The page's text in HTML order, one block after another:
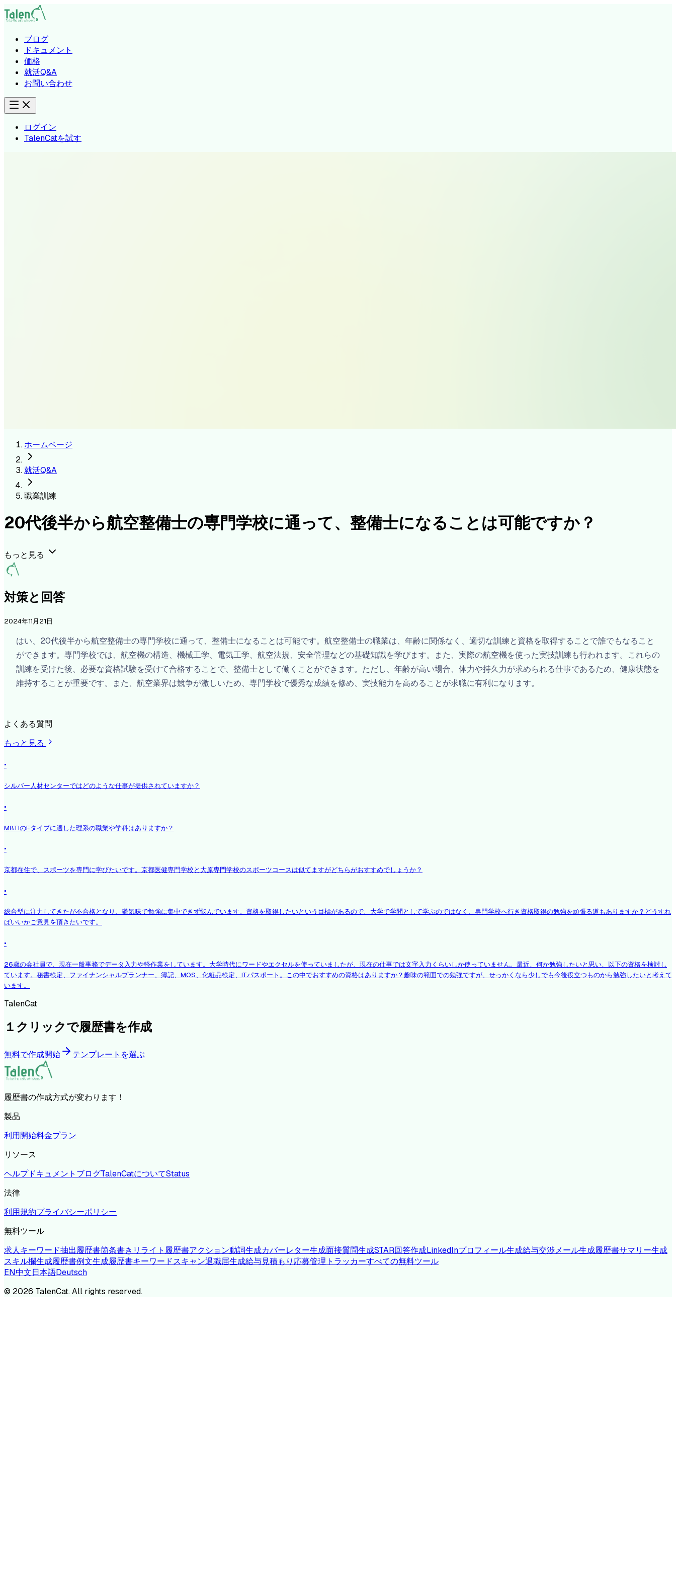
ブログ
ドキュメント
価格
就活Q&A
お問い合わせ
ログイン
TalenCatを試す
ホームページ
就活Q&A
職業訓練
20代後半から航空整備士の専門学校に通って、整備士になることは可能ですか？
もっと見る
対策と回答
2024年11月21日
はい、20代後半から航空整備士の専門学校に通って、整備士になることは可能です。航空整備士の職業は、年齢に関係なく、適切な訓練と資格を取得することで誰でもなること
ができます。専門学校では、航空機の構造、機械工学、電気工学、航空法規、安全管理などの基礎知識を学びます。また、実際の航空機を使った実技訓練も行われます。これらの
訓練を受けた後、必要な資格試験を受けて合格することで、整備士として働くことができます。ただし、年齢が高い場合、体力や持久力が求められる仕事であるため、健康状態を
維持することが重要です。また、航空業界は競争が激しいため、専門学校で優秀な成績を修め、実技能力を高めることが求職に有利になります。
よくある質問
もっと見る
·
シルバー人材センターではどのような仕事が提供されていますか？
·
MBTIのEタイプに適した理系の職業や学科はありますか？
·
京都在住で、スポーツを専門に学びたいです。京都医健専門学校と大原専門学校のスポーツコースは似てますがどちらがおすすめでしょうか？
·
総合型に注力してきたが不合格となり、鬱気味で勉強に集中できず悩んでいます。資格を取得したいという目標があるので、大学で学問として学ぶのではなく、専門学校へ行き資格取得の勉強を頑張る道もありますか？どうすれ
ばいいかご意見を頂きたいです。
·
26歳の会社員で、現在一般事務でデータ入力や軽作業をしています。大学時代にワードやエクセルを使っていましたが、現在の仕事では文字入力くらいしか使っていません。最近、何か勉強したいと思い、以下の資格を検討し
ています。秘書検定、ファイナンシャルプランナー、簿記、MOS、化粧品検定、ITパスポート。この中でおすすめの資格はありますか？趣味の範囲での勉強ですが、せっかくなら少しでも今後役立つものから勉強したいと考えて
います。
TalenCat
１クリックで履歴書を作成
無料で作成開始 テンプレートを選ぶ
履歴書の作成方式が変わります！
製品
利用開始料金プラン
リソース
ヘルプドキュメント ブログTalenCatについてStatus
法律
利用規約プライバシーポリシー
無料ツール
求人キーワード抽出履歴書箇条書きリライト 履歴書アクション動詞生成カバーレター生成面接質問生成STAR回答作成LinkedInプロフィール生成給与交渉メール生成履歴書サマリー生成
スキル欄生成履歴書例文生成履歴書キーワードスキャン退職届生成給与見積もり 応募管理トラッカーすべての無料ツール
EN中文日本語Deutsch
© 2026 TalenCat. All rights reserved.